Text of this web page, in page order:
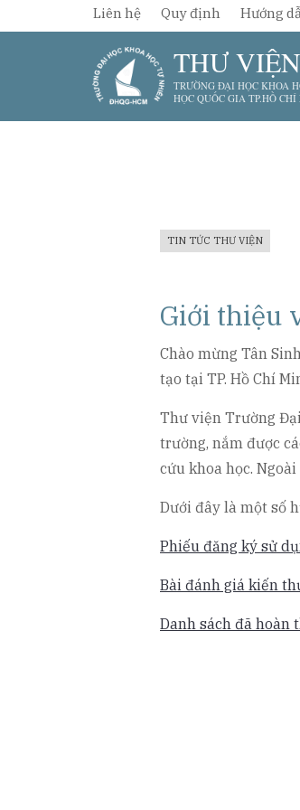
Liên hệ Quy định Hướng
THƯ VIỆN
TRƯỜNG ĐẠI HỌC KHOA
HỌC QUỐC GIA TP.HỒ
TIN TỨC THƯ VIỆN
Giới thiệu
Chào mừng Tân
tạo tại TP. Hồ Chí
Thư viện Trường
trường, nắm được
cứu khoa học.
Dưới đây là một số
Phiếu đăng ký sử
Bài đánh giá kiến
Danh sách đã hoàn